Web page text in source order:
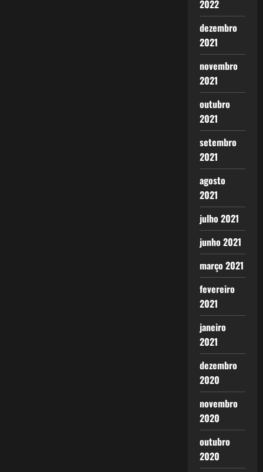
2022
dezembro
2021
novembro
2021
outubro
2021
setembro
2021
agosto
2021
julho 2021
junho 2021
março 2021
fevereiro
2021
janeiro
2021
dezembro
2020
novembro
2020
outubro
2020